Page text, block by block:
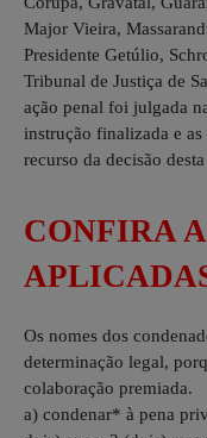
Major Vieira,
Presidente Getúlio,
Tribunal de Justiça de
ação penal foi julgada
instrução finalizada e as
recurso da decisão
CONFIRA
Os nomes dos
determinação legal,
colaboração premiada.
a) condenar* à pena